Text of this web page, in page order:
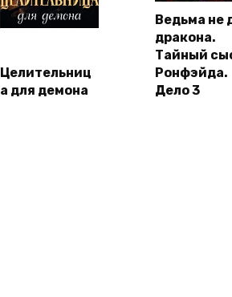
Целительниц
а для демона
Ведьма не
дракона.
Тайный
Ронфэйда.
Дело 3